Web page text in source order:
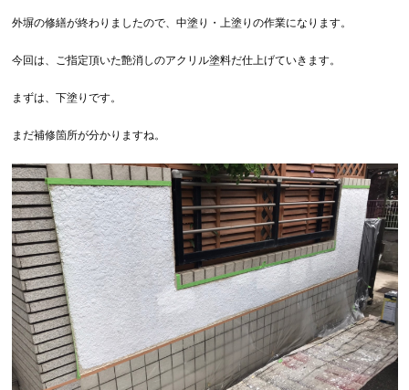
外塀の修繕が終わりましたので、中塗り・上塗りの作業になります。
今回は、ご指定頂いた艶消しのアクリル塗料だ仕上げていきます。
まずは、下塗りです。
まだ補修箇所が分かりますね。